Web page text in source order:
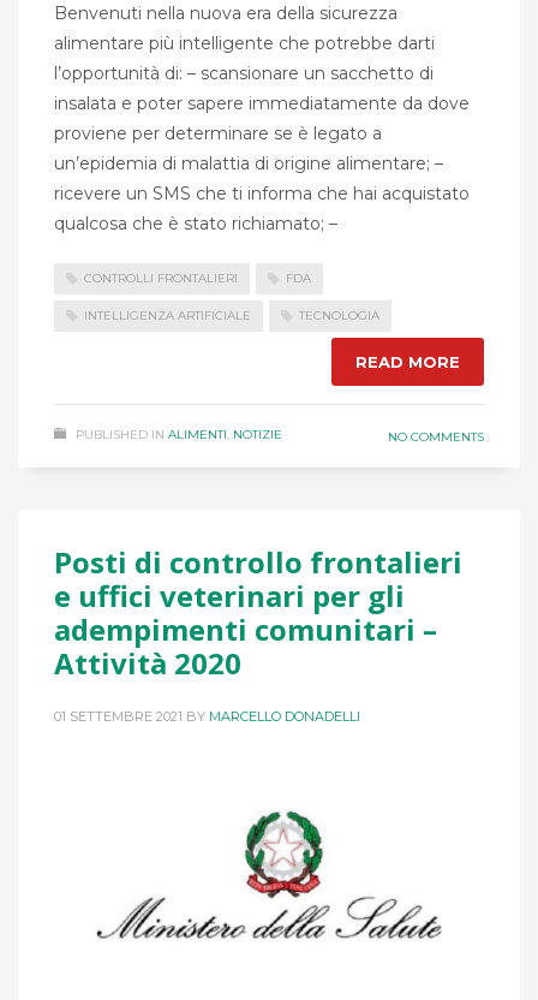
Benvenuti nella nuova era della sicurezza
alimentare più intelligente che potrebbe darti
l’opportunità di: – scansionare un sacchetto di
insalata e poter sapere immediatamente da dove
proviene per determinare se è legato a
un’epidemia di malattia di origine alimentare; –
ricevere un SMS che ti informa che hai acquistato
qualcosa che è stato richiamato; –
CONTROLLI FRONTALIERI FDA
INTELLIGENZA ARTIFICIALE TECNOLOGIA
READ MORE
PUBLISHED IN ALIMENTI, NOTIZIE NO COMMENTS
Posti di controllo frontalieri
e uffici veterinari per gli
adempimenti comunitari –
Attività 2020
01 SETTEMBRE 2021 BY MARCELLO DONADELLI